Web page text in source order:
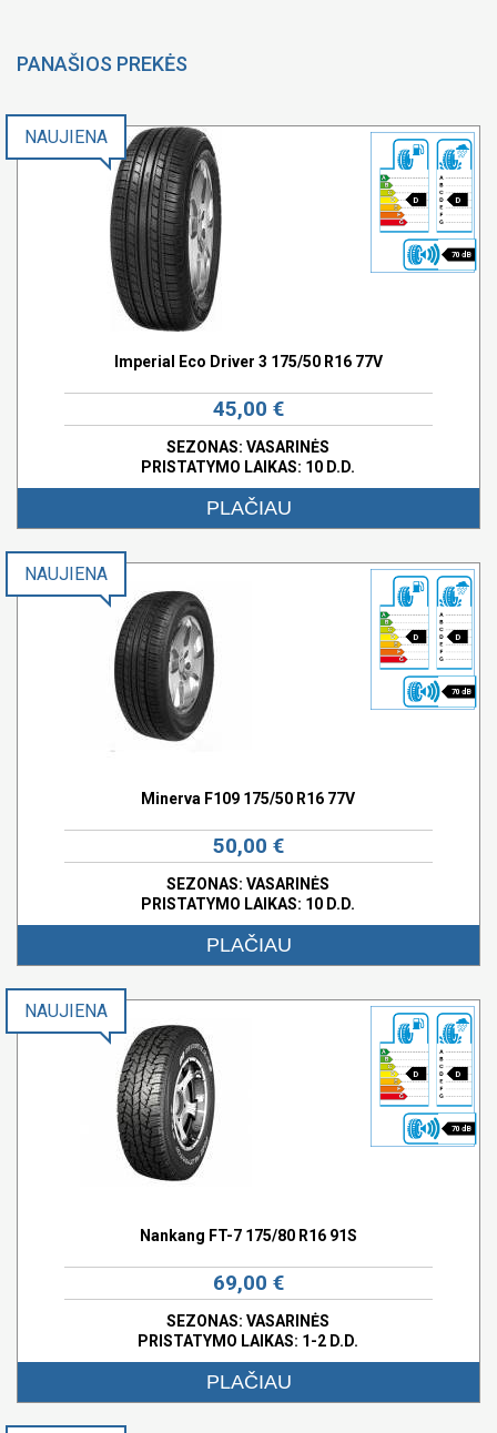
PANAŠIOS PREKĖS
D D
70 dB
NAUJIENA
Imperial Eco Driver 3 175/50 R16 77V
45,00 €
SEZONAS: VASARINĖS
PRISTATYMO LAIKAS: 10 D.D.
PLAČIAU
D D
70 dB
NAUJIENA
Minerva F109 175/50 R16 77V
50,00 €
SEZONAS: VASARINĖS
PRISTATYMO LAIKAS: 10 D.D.
PLAČIAU
D D
70 dB
NAUJIENA
Nankang FT-7 175/80 R16 91S
69,00 €
SEZONAS: VASARINĖS
PRISTATYMO LAIKAS: 1-2 D.D.
PLAČIAU